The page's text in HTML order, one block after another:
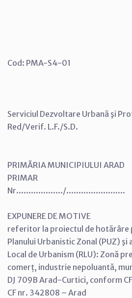
Cod: PMA-S4-01
Serviciul Dezvoltare Urbană şi
Red/Verif. L.F./S.D.
PRIMĂRIA MUNICIPIULUI ARAD
PRIMAR
Nr.................../........................
EXPUNERE DE MOTIVE
referitor la proiectul de hotărâre
Planului Urbanistic Zonal (PUZ) şi
Local de Urbanism (RLU): Zonă
comerț, industrie nepoluantă,
DJ 709B Arad-Curtici, conform
CF nr. 342808 – Arad